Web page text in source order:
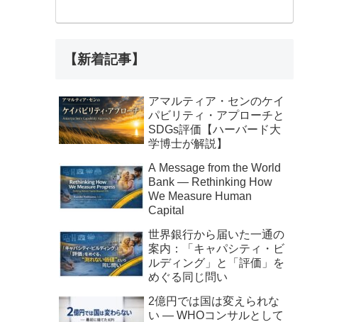
【新着記事】
アマルティア・センのケイ
パビリティ・アプローチと
SDGs評価【ハーバード大
学博士が解説】
A Message from the World
Bank — Rethinking How
We Measure Human
Capital
世界銀行から届いた一通の
案内：「キャパシティ・ビ
ルディング」と「評価」を
めぐる同じ問い
2億円では国は変えられな
い ― WHOコンサルとして